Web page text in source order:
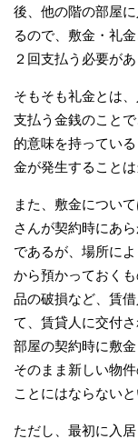
後、他の階の部屋
るので、敷金・礼
２回支払う必要があ
そもそも礼金とは
支払う金銭のこと
的意味を持ってい
金が発生すること
また、敷金につい
さんが契約時にあ
であるが、場所に
から預かっておく
品の破損など、賃
て、賃貸人に交付
部屋の契約時に敷
そのまま新しい物
ことにはならないと
ただし、最初に入